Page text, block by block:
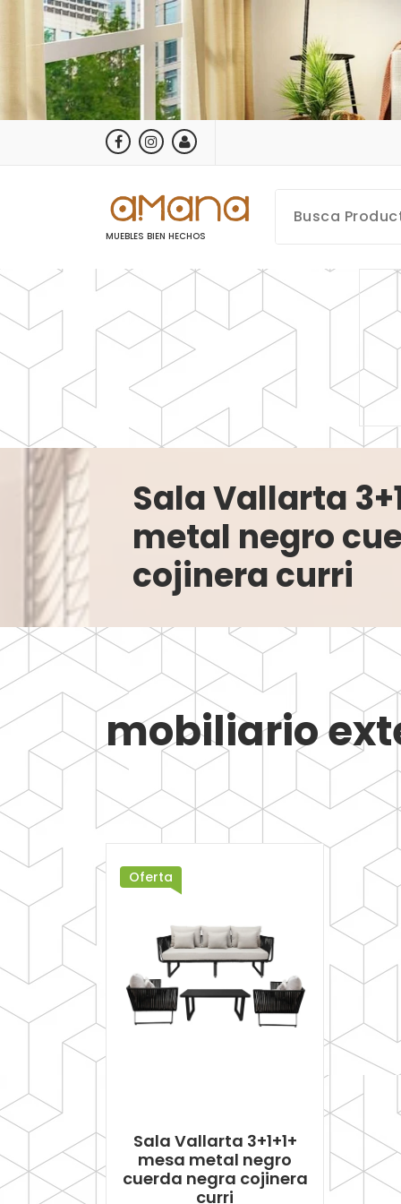
contenido
MUEBLES BIEN HECHOS
Sala Vallarta
metal negro
cojinera curri
mobiliario
Oferta
Sala Vallarta 3+1+1+
mesa metal negro
cuerda negra cojinera
curri